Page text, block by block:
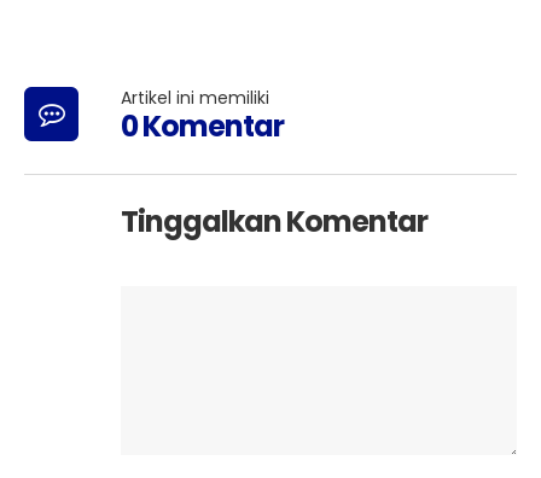
Artikel ini memiliki
0 Komentar
Tinggalkan Komentar